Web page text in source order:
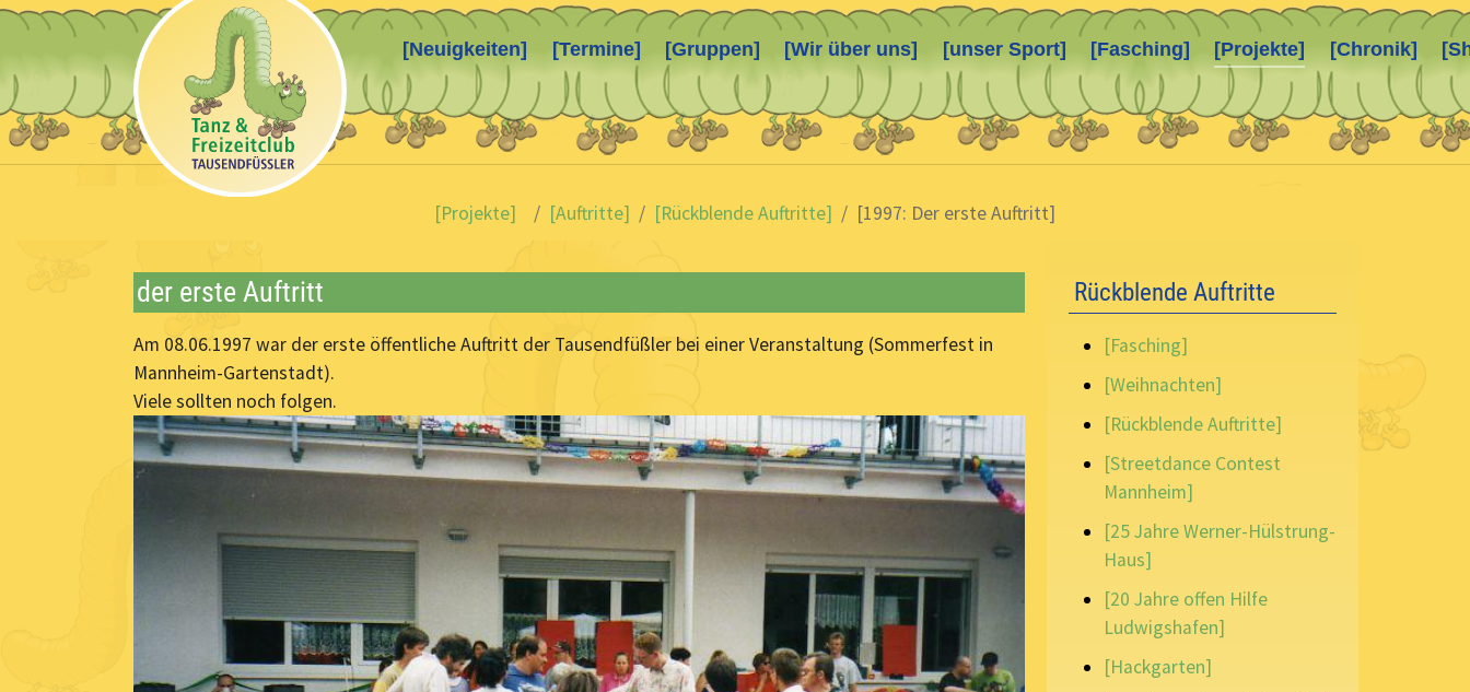
[Neuigkeiten] [Termine] [Gruppen] [Wir über uns] [unser Sport] [Fasching] [Projekte] [Chronik]
You are here:
[Projekte] [Auftritte] [Rückblende Auftritte] [1997: Der erste Auftritt]
der erste Auftritt
Am 08.06.1997 war der erste öffentliche Auftritt der Tausendfüßler bei einer Veranstaltung (Sommerfest in
Mannheim-Gartenstadt).
Viele sollten noch folgen.
Rückblende Auftritte
[Fasching]
[Weihnachten]
[Rückblende Auftritte]
[Streetdance Contest
Mannheim]
[25 Jahre Werner-Hülstrung-
Haus]
[20 Jahre offen Hilfe
Ludwigshafen]
[Hackgarten]